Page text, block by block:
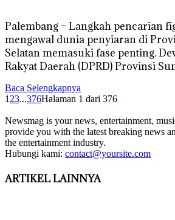
Palembang – Langkah pencarian
mengawal dunia penyiaran di
Selatan memasuki fase penting.
Rakyat Daerah (DPRD) Provinsi
Baca Selengkapnya
1 23...376Halaman 1 dari 376
Newsmag is your news, entertainment,
provide you with the latest breaking news
the entertainment industry.
Hubungi kami: contact@yoursite.com
ARTIKEL LAINNYA